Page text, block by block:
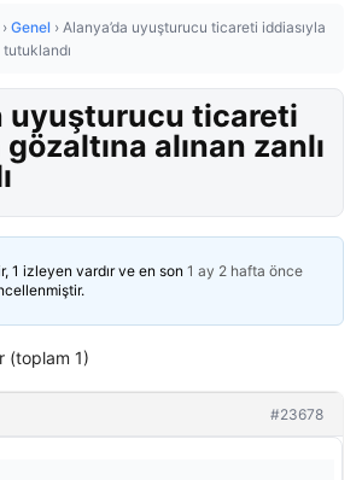
› Genel › Alanya’da uyuşturucu ticareti iddiasıyla
tutuklandı
uyuşturucu ticareti
alınan zanlı
1 izleyen vardır ve en son 1 ay 2 hafta önce
(toplam 1)
#23678